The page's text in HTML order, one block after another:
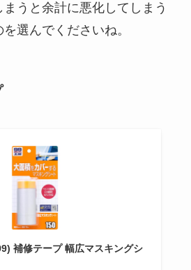
うと余計に悪化してしまう
選んでくださいね。
補修テープ 幅広マスキングシ